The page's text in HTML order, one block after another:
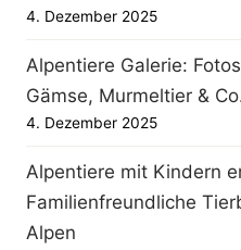
4. Dezember 2025
Alpentiere Galerie:
Gämse, Murmeltier &
4. Dezember 2025
Alpentiere mit Kindern
Familienfreundliche
Alpen